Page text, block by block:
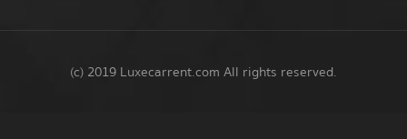
(c) 2019 Luxecarrent.com All rights reserved.